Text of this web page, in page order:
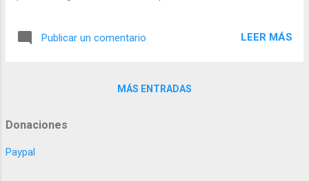
Publicar un comentario LEER MÁS
MÁS ENTRADAS
Donaciones
Paypal